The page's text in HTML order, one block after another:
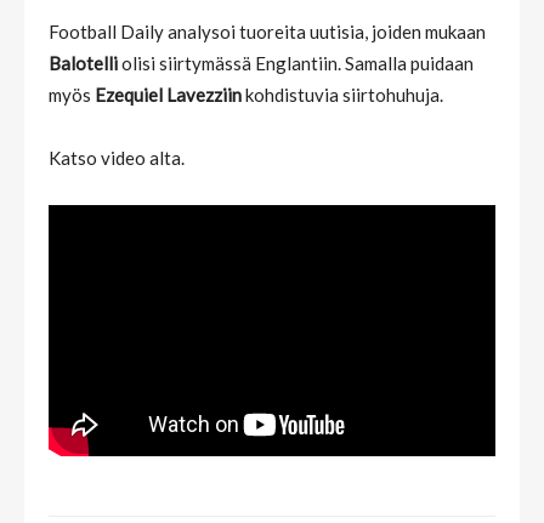
Football Daily analysoi tuoreita uutisia, joiden mukaan
Balotelliolisi siirtymässä Englantiin. Samalla puidaan
myös Ezequiel Lavezziinkohdistuvia siirtohuhuja.
Katso video alta.